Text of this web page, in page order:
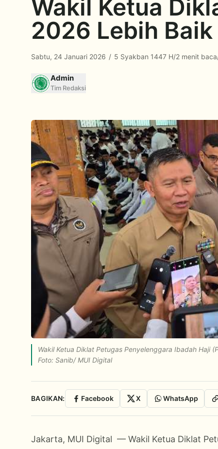
Wakil Ketua
2026 Lebih Baik
Sabtu, 24 Januari 2026 / 5 Syakban 1447 H/2 menit baca
Admin
Tim Redaksi
Wakil Ketua Diklat Petugas Penyelenggara Ibadah Haji
Foto: Sanib/ MUI Digital
BAGIKAN: Facebook X WhatsApp
Jakarta, MUI Digital — Wakil Ketua Diklat